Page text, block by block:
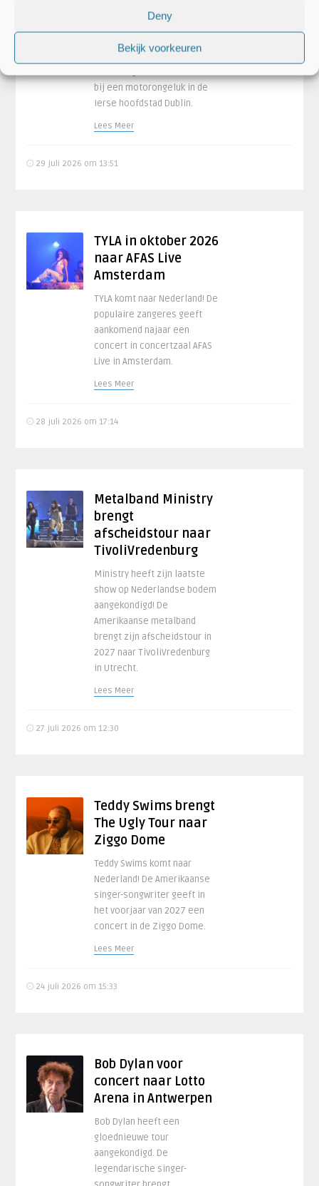
Deny
Bekijk voorkeuren
Glen Hansard is op 56-jarige
zanger raakte
bij een motorongeluk in de
Ierse hoofdstad Dublin.
Lees Meer
29 juli 2026 om 13:51
TYLA in oktober 2026
naar AFAS Live
Amsterdam
TYLA komt naar Nederland! De
populaire zangeres geeft
aankomend najaar een
concert in concertzaal AFAS
Live in Amsterdam.
Lees Meer
28 juli 2026 om 17:14
Metalband Ministry
brengt
afscheidstour naar
TivoliVredenburg
Ministry heeft zijn laatste
show op Nederlandse bodem
aangekondigd! De
Amerikaanse metalband
brengt zijn afscheidstour in
2027 naar TivoliVredenburg
in Utrecht.
Lees Meer
27 juli 2026 om 12:30
Teddy Swims brengt
The Ugly Tour naar
Ziggo Dome
Teddy Swims komt naar
Nederland! De Amerikaanse
singer-songwriter geeft in
het voorjaar van 2027 een
concert in de Ziggo Dome.
Lees Meer
24 juli 2026 om 15:33
Bob Dylan voor
concert naar Lotto
Arena in Antwerpen
Bob Dylan heeft een
gloednieuwe tour
aangekondigd. De
legendarische singer-